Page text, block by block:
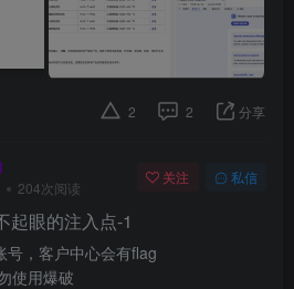
2 2 分享
204次阅读
关注 私信
起眼的注入点-1
号，客户中心会有flag
使用爆破